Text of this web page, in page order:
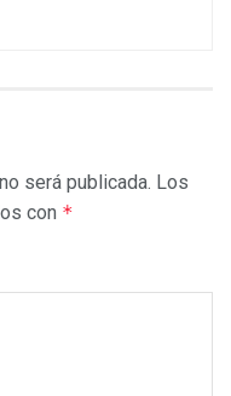
será publicada. Los
con *